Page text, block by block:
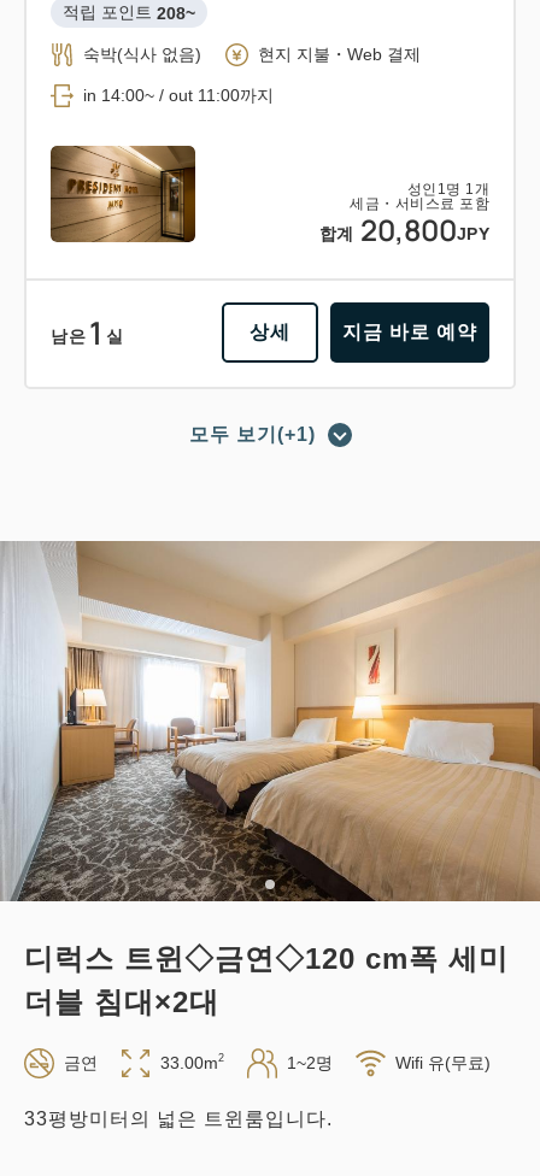
성인 1명 1개
세금・서비스료 포함
합계 20,800JPY
적립 포인트 208~
숙박(식사 없음) 현지 지불・Web 결제
in 14:00~ / out 11:00까지
남은 1 실 상세 지금 바로 예약
세금・서비스료 포함
합계 22,120 JPY
의 베이직 플랜 비즈니스에도 레저에
도!
적립 포인트 221~
조식 현지 지불・Web 결제
in 14:00~ / out 11:00까지
남은 1 상세 지금 바로 예약
모두 보기(+1)
디럭스 트윈◇금연◇120 cm폭 세미
더블 침대×2대
금연 33.00m2 1~2명 Wifi 유(무료)
33평방미터의 넓은 트윈룸입니다.